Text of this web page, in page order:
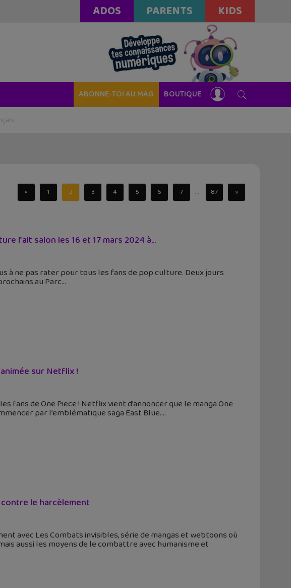
ADOS PARENTS KIDS
ABONNE-TOI AU MAG BOUTIQUE
« 1 2 3 4 5 6 7 ... 87 »
fait salon les 16 et 17 mars 2024 à...
à ne pas rater pour tous les fans de pop culture. Deux jours
au Parc
sur Netflix !
fans de One Piece ! Netflix vient d’annoncer que le manga One
par l’emblématique saga East Blue.
le harcèlement
avec Les Combats invisibles, série de mangas et webtoons où
aussi les moyens de le combattre avec humanisme et